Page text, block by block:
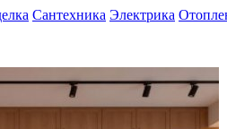
Сантехника Электрика